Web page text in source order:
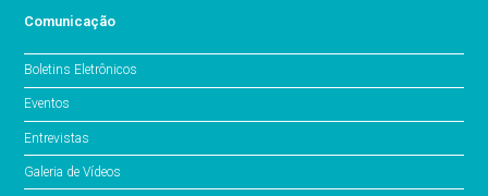
Comunicação
Boletins Eletrônicos
Eventos
Entrevistas
Galeria de Vídeos